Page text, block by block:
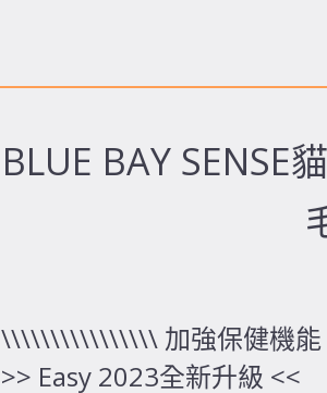
BLUE BAY SENSE
\\\\\\\\\\\\\\\\ 加強保健機能
>> Easy 2023全新升級 <<